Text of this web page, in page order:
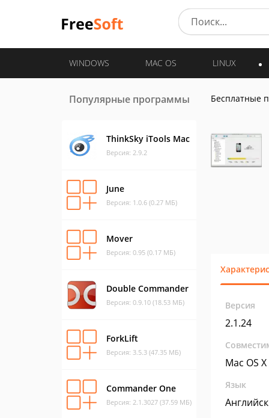
WINDOWS MAC OS LINUX
Популярные программы
ThinkSky iTools Mac
Версия: 2.9.2
June
Версия: 1.0.6 (0.27 МБ)
Mover
Версия: 0.95 (0.17 МБ)
Double Commander
Версия: 0.9.10 (18.53 МБ)
ForkLift
Версия: 3.5.3 (47.35 МБ)
Commander One
Версия: 2.1.3027 (37.59 МБ)
Бесплатные
Версия
2.1.24
Mac OS X
Язык